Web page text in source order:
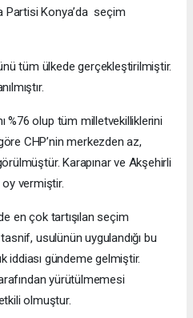
Partisi Konya’da seçim
tüm ülkede gerçekleştirilmiştir.
%76 olup tüm milletvekilliklerini
CHP’nin merkezden az,
Karapınar ve Akşehirli
vermiştir.
en çok tartışılan seçim
usulünün uygulandığı bu
iddiası gündeme gelmiştir.
yürütülmemesi
olmuştur.